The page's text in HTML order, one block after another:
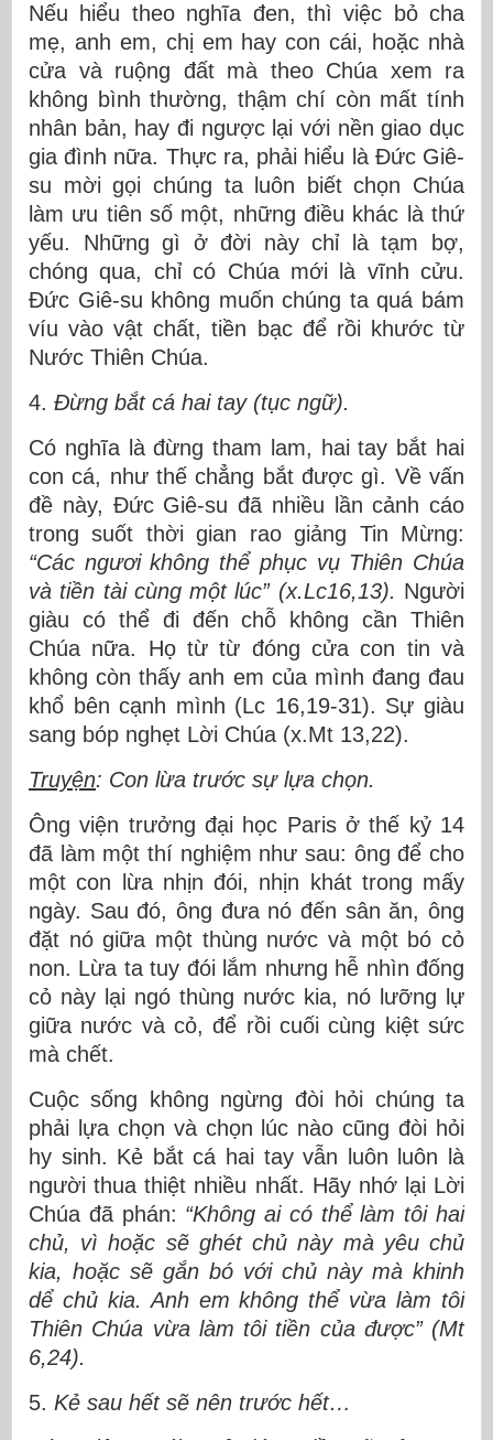
Nếu hiểu theo nghĩa đen, thì việc bỏ cha
mẹ, anh em, chị em hay con cái, hoặc nhà
cửa và ruộng đất mà theo Chúa xem ra
không bình thường, thậm chí còn mất tính
nhân bản, hay đi ngược lại với nền giao dục
gia đình nữa. Thực ra, phải hiểu là Đức Giê-
su mời gọi chúng ta luôn biết chọn Chúa
làm ưu tiên số một, những điều khác là thứ
yếu. Những gì ở đời này chỉ là tạm bợ,
chóng qua, chỉ có Chúa mới là vĩnh cửu.
Đức Giê-su không muốn chúng ta quá bám
víu vào vật chất, tiền bạc để rồi khước từ
Nước Thiên Chúa.
4. Đừng bắt cá hai tay (tục ngữ).
Có nghĩa là đừng tham lam, hai tay bắt hai
con cá, như thế chẳng bắt được gì. Về vấn
đề này, Đức Giê-su đã nhiều lần cảnh cáo
trong suốt thời gian rao giảng Tin Mừng:
“Các ngươi không thể phục vụ Thiên Chúa
và tiền tài cùng một lúc” (x.Lc16,13). Người
giàu có thể đi đến chỗ không cần Thiên
Chúa nữa. Họ từ từ đóng cửa con tin và
không còn thấy anh em của mình đang đau
khổ bên cạnh mình (Lc 16,19-31). Sự giàu
sang bóp nghẹt Lời Chúa (x.Mt 13,22).
Truyện: Con lừa trước sự lựa chọn.
Ông viện trưởng đại học Paris ở thế kỷ 14
đã làm một thí nghiệm như sau: ông để cho
một con lừa nhịn đói, nhịn khát trong mấy
ngày. Sau đó, ông đưa nó đến sân ăn, ông
đặt nó giữa một thùng nước và một bó cỏ
non. Lừa ta tuy đói lắm nhưng hễ nhìn đống
cỏ này lại ngó thùng nước kia, nó lưỡng lự
giữa nước và cỏ, để rồi cuối cùng kiệt sức
mà chết.
Cuộc sống không ngừng đòi hỏi chúng ta
phải lựa chọn và chọn lúc nào cũng đòi hỏi
hy sinh. Kẻ bắt cá hai tay vẫn luôn luôn là
người thua thiệt nhiều nhất. Hãy nhớ lại Lời
Chúa đã phán: “Không ai có thể làm tôi hai
chủ, vì hoặc sẽ ghét chủ này mà yêu chủ
kia, hoặc sẽ gắn bó với chủ này mà khinh
dể chủ kia. Anh em không thể vừa làm tôi
Thiên Chúa vừa làm tôi tiền của được” (Mt
6,24).
5. Kẻ sau hết sẽ nên trước hết…